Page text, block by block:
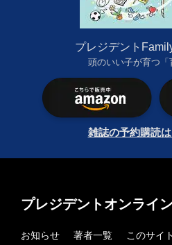
プレジデント
頭のいい子が育つ「
雑誌の予約購読
プレジデントオンライ
お知らせ 著者一覧
このサイ